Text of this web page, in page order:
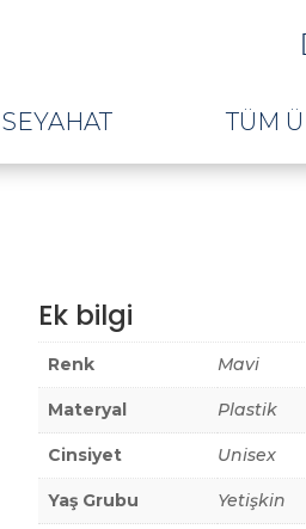
SEYAHAT TÜM
Ek bilgi
Renk Mavi
Materyal Plastik
Cinsiyet Unisex
Yaş Grubu Yetişkin